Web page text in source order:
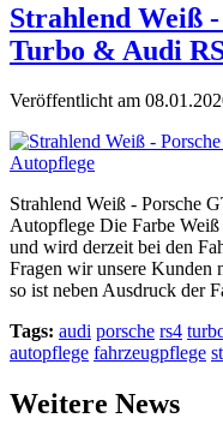
Strahlend Weiß
Turbo & Audi
Veröffentlicht am
Strahlend Weiß - Porsche
Autopflege Die Farbe
und wird derzeit bei den
Fragen wir unsere Kunden
so ist neben Ausdruck der
Tags: audi porsche rs4
autopflege fahrzeugpflege
Weitere News